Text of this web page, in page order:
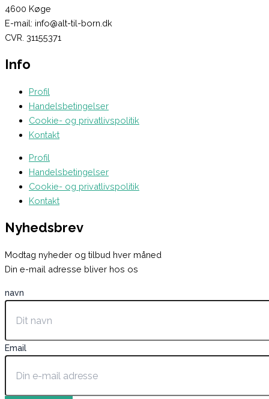
4600 Køge
E-mail: info@alt-til-born.dk
CVR. 31155371
Info
Profil
Handelsbetingelser
Cookie- og privatlivspolitik
Kontakt
Profil
Handelsbetingelser
Cookie- og privatlivspolitik
Kontakt
Nyhedsbrev
Modtag nyheder og tilbud hver måned
Din e-mail adresse bliver hos os
navn
Email